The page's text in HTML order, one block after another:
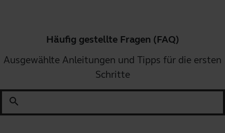
Häufig gestellte Fragen (FAQ)
Ausgewählte Anleitungen und Tipps für die ersten
Schritte
search